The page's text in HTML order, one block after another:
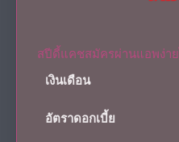
สปีดี้แคชสมัครผ่านแอพง่า
เงินเดือน
อัตราดอกเบี้ย